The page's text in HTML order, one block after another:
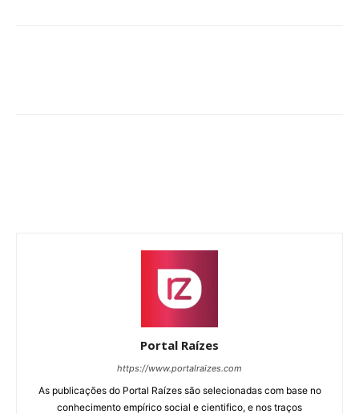
Portal Raízes
https://www.portalraizes.com
As publicações do Portal Raízes são selecionadas com base no
conhecimento empírico social e cientifico, e nos traços